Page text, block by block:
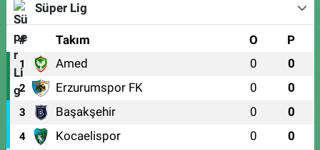
Süper Lig
# Takım O P
1 Amed 0 0
2 Erzurumspor FK 0 0
3 Başakşehir 0 0
4 Kocaelispor 0 0